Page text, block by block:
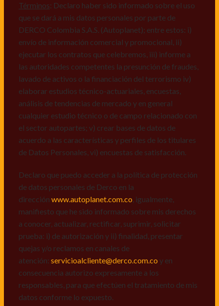
mismos, vi) crear bases de datos de acuerdo a las
características y perfiles de los titulares de Datos
Personales, v) encuestas de satisfacción, vi) reportes
recall.
Declaro que puedo acceder a la política de protección
de datos personales de Derco en la
direcciónwww.autoplanet.com.co, igualmente,
manifiesto que he sido informado sobre mis derechos
a conocer, actualizar, rectificar, suprimir, solicitar
prueba: i) de autorización y ii) finalidad, presentar
quejas y/o reclamos en canales de
atención: servicioalcliente@derco.com.coy en
responsables, para que efectúen el tratamiento de mis
datos conforme lo expuesto.
Términos: Declaro haber sido informado sobre el uso
que se dará a mis datos personales por parte de
DERCO Colombia S.A.S. (Autoplanet); entre estos: i)
envío de información comercial y promocional, ii)
ejecutar los contratos que celebremos, iii) informe a
las autoridades competentes la presunción de fraudes,
lavado de activos o la financiación del terrorismo iv)
elaborar estudios técnico-actuariales, encuestas,
análisis de tendencias de mercado y en general
cualquier estudio técnico o de campo relacionado con
el sector autopartes; v) crear bases de datos de
acuerdo a las características y perfiles de los titulares
de Datos Personales, vi) encuestas de satisfacción.
Declaro que puedo acceder a la política de protección
de datos personales de Derco en la
dirección www.autoplanet.com.co , igualmente,
manifiesto que he sido informado sobre mis derechos
a conocer, actualizar, rectificar, suprimir, solicitar
prueba: i) de autorización y ii) finalidad, presentar
quejas y/o reclamos en canales de
atención: servicioalcliente@derco.com.co y en
consecuencia autorizo expresamente a los
responsables, para que efectúen el tratamiento de mis
datos conforme lo expuesto.